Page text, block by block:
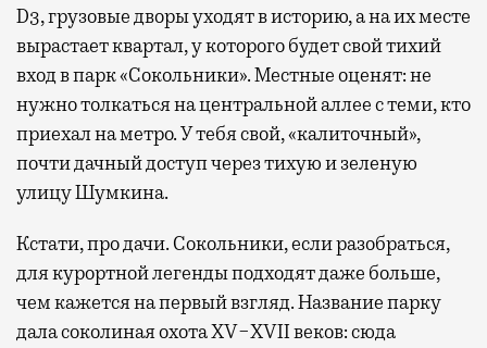
D3, грузовые дворы уходят в историю, а на их месте
вырастает квартал, у которого будет свой тихий
вход в парк «Сокольники». Местные оценят: не
нужно толкаться на центральной аллее с теми, кто
приехал на метро. У тебя свой, «калиточный»,
почти дачный доступ через тихую и зеленую
улицу Шумкина.
Кстати, про дачи. Сокольники, если разобраться,
для курортной легенды подходят даже больше,
чем кажется на первый взгляд. Название парку
дала соколиная охота XV−XVII веков: сюда